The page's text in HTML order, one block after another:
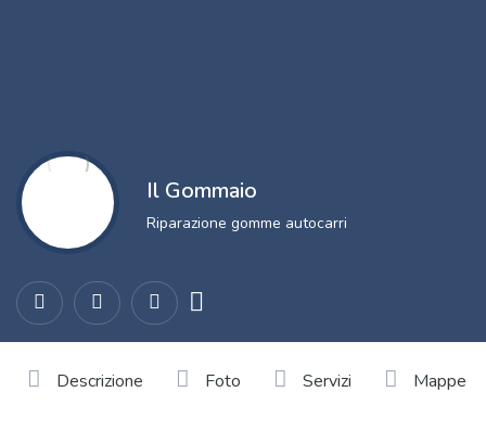
Il Gommaio
Riparazione gomme autocarri
Descrizione Foto Servizi Mappe